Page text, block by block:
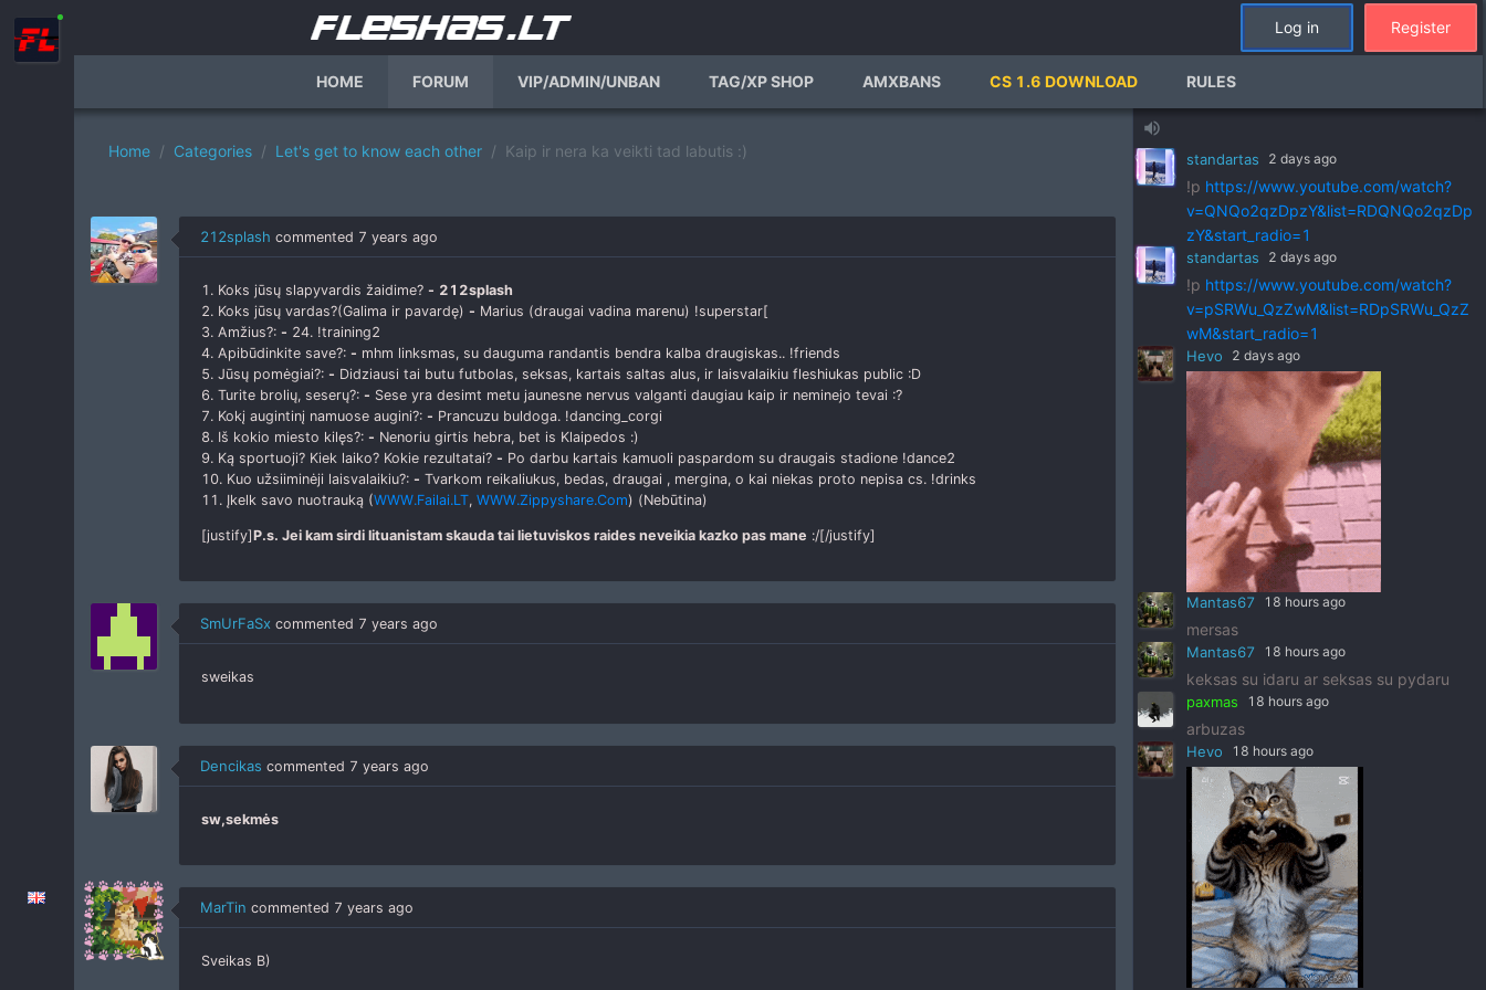
Log in Register
HOME FORUM VIP/ADMIN/UNBAN TAG/XP SHOP AMXBANS CS 1.6 DOWNLOAD RULES
Home Categories Let's get to know each other Kaip ir nera ka veikti tad labutis :)
212splash commented 7 years ago
1. Koks jūsų slapyvardis žaidime? - 212splash
2. Koks jūsų vardas?(Galima ir pavardę) - Marius (draugai vadina marenu) !superstar[
3. Amžius?: - 24. !training2
4. Apibūdinkite save?: - mhm linksmas, su dauguma randantis bendra kalba draugiskas.. !friends
5. Jūsų pomėgiai?: - Didziausi tai butu futbolas, seksas, kartais saltas alus, ir laisvalaikiu fleshiukas public :D
6. Turite brolių, seserų?: - Sese yra desimt metu jaunesne nervus valganti daugiau kaip ir neminejo tevai :?
7. Kokį augintinį namuose augini?: - Prancuzu buldoga. !dancing_corgi
8. Iš kokio miesto kilęs?: - Nenoriu girtis hebra, bet is Klaipedos :)
9. Ką sportuoji? Kiek laiko? Kokie rezultatai? - Po darbu kartais kamuoli paspardom su draugais stadione !dance2
10. Kuo užsiiminėji laisvalaikiu?: - Tvarkom reikaliukus, bedas, draugai , mergina, o kai niekas proto nepisa cs. !drinks
11. Įkelk savo nuotrauką (WWW.Failai.LT, WWW.Zippyshare.Com) (Nebūtina)
[justify]P.s. Jei kam sirdi lituanistam skauda tai lietuviskos raides neveikia kazko pas mane :/[/justify]
SmUrFaSx commented 7 years ago
sweikas
Dencikas commented 7 years ago
sw,sekmės
MarTin commented 7 years ago
Sveikas B)
volume_up
standartas 2 days ago
!phttps://www.youtube.com/watch?
v=ZVGks6zkbVQ&list=RDZVGks6zkbVQ
standartas 2 days ago
!p https://www.youtube.com/watch?
v=QNQo2qzDpzY&list=RDQNQo2qzDp
zY&start_radio=1
standartas 2 days ago
!p https://www.youtube.com/watch?
v=pSRWu_QzZwM&list=RDpSRWu_QzZ
wM&start_radio=1
Hevo 2 days ago
Mantas67 18 hours ago
mersas
Mantas67 18 hours ago
keksas su idaru ar seksas su pydaru
paxmas 18 hours ago
arbuzas
Hevo 18 hours ago